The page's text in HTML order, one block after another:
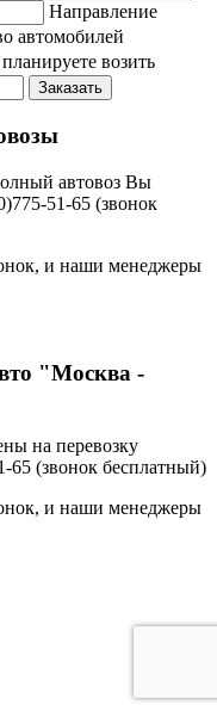
Направление
автомобилей
возить
Заказать
автовоз Вы
51-65 (звонок
и наши менеджеры
"Москва -
на перевозку
65 (звонок бесплатный)
и наши менеджеры